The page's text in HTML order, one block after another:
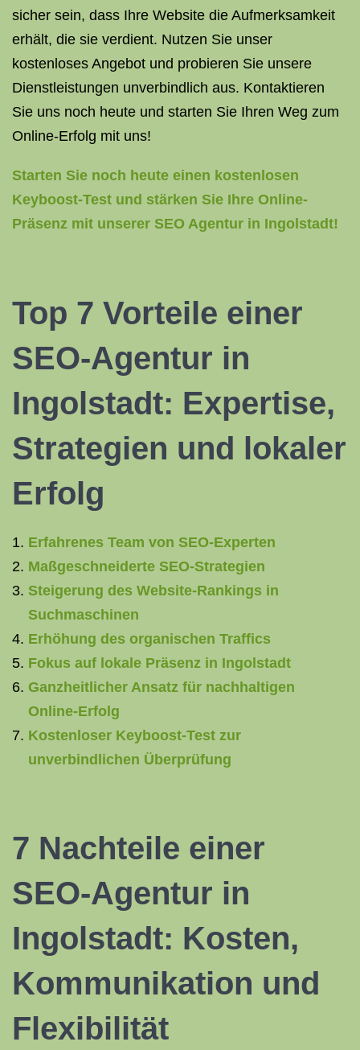
sicher sein, dass Ihre Website die Aufmerksamkeit
erhält, die sie verdient. Nutzen Sie unser
kostenloses Angebot und probieren Sie unsere
Dienstleistungen unverbindlich aus. Kontaktieren
Sie uns noch heute und starten Sie Ihren Weg zum
Online-Erfolg mit uns!
Starten Sie noch heute einen kostenlosen
Keyboost-Test und stärken Sie Ihre Online-
Präsenz mit unserer SEO Agentur in Ingolstadt!
Top 7 Vorteile einer
SEO-Agentur in
Ingolstadt: Expertise,
Strategien und lokaler
Erfolg
Erfahrenes Team von SEO-Experten
Maßgeschneiderte SEO-Strategien
Steigerung des Website-Rankings in
Suchmaschinen
Erhöhung des organischen Traffics
Fokus auf lokale Präsenz in Ingolstadt
Ganzheitlicher Ansatz für nachhaltigen
Online-Erfolg
Kostenloser Keyboost-Test zur
unverbindlichen Überprüfung
7 Nachteile einer
SEO-Agentur in
Ingolstadt: Kosten,
Kommunikation und
Flexibilität